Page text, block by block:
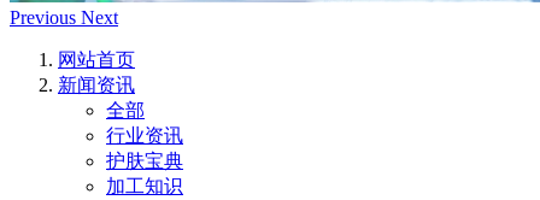
Previous Next
网站首页
新闻资讯
全部
行业资讯
护肤宝典
加工知识